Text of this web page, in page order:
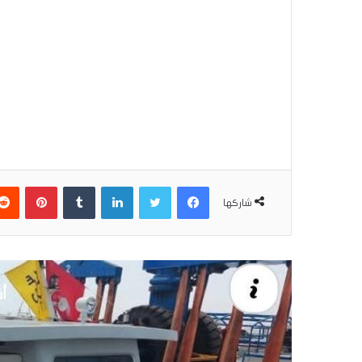
شاركها
فيسبوكتويتر لينكدإن